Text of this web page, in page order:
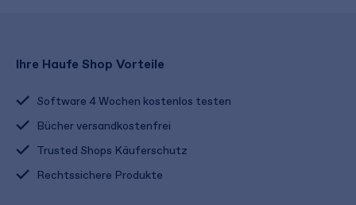
Ihre Haufe Shop Vorteile
Software 4 Wochen kostenlos testen
Bücher versandkostenfrei
Trusted Shops Käuferschutz
Rechtssichere Produkte